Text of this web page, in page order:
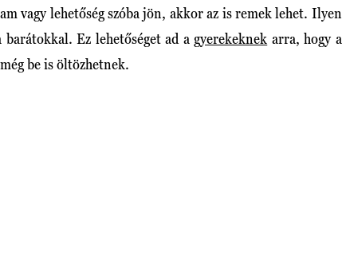
vagy lehetőség szóba jön, akkor az is remek lehet. Ilyen
Ez lehetőséget ad a gyerekeknek arra, hogy a
be is öltözhetnek.